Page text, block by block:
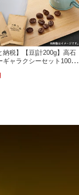
納税】【豆|計200g】高石
ギャラクシーセット100g×
セット【1749901】